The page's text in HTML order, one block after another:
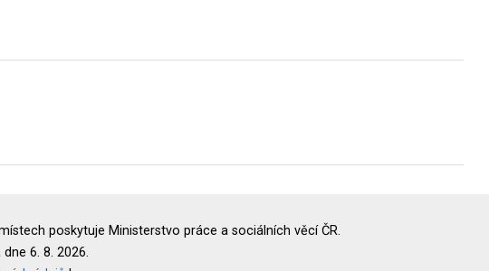
poskytuje Ministerstvo práce a sociálních věcí ČR.
6. 8. 2026.